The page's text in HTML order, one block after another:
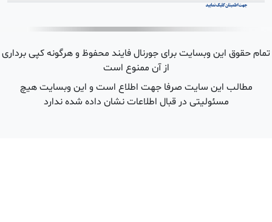
هرگونه کپی برداری
وبسایت هیچ